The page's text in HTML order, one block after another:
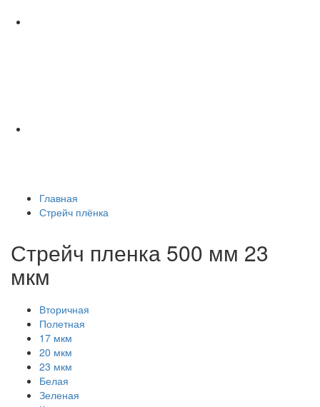
Главная
Стрейч плёнка
Стрейч пленка 500 мм 23
мкм
Вторичная
Полетная
17 мкм
20 мкм
23 мкм
Белая
Зеленая